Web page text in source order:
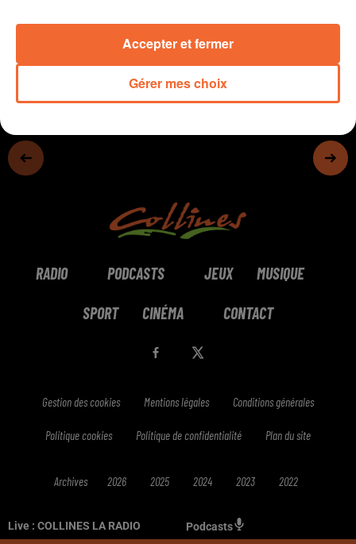
Live : COLLINES LA RADIO Podcasts
RADIO PODCASTS JEUX MUSIQUE
SPORT CINÉMA CONTACT
Gestion des cookies Mentions légales Conditions générales
Politique cookies Politique de confidentialité Plan du site
Archives 2026 2025 2024 2023 2022
Gérer mes choix
Accepter et fermer